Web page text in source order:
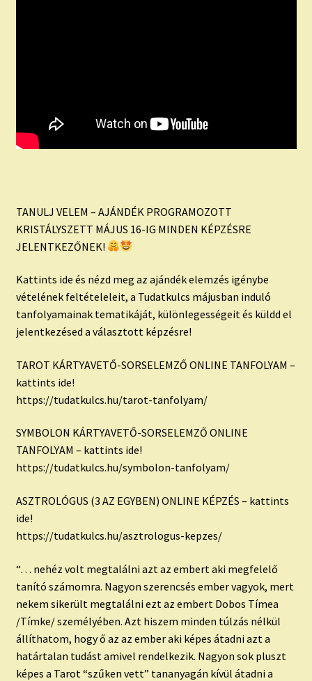
TANULJ VELEM – AJÁNDÉK PROGRAMOZOTT
KRISTÁLYSZETT MÁJUS 16-IG MINDEN KÉPZÉSRE
JELENTKEZŐNEK!
Kattints ide és nézd meg az ajándék elemzés igénybe
vételének feltételeleit, a Tudatkulcs májusban induló
tanfolyamainak tematikáját, különlegességeit és küldd el
jelentkezésed a választott képzésre!
TAROT KÁRTYAVETŐ-SORSELEMZŐ ONLINE TANFOLYAM –
kattints ide!
https://tudatkulcs.hu/tarot-tanfolyam/​
SYMBOLON KÁRTYAVETŐ-SORSELEMZŐ ONLINE
TANFOLYAM – kattints ide!
https://tudatkulcs.hu/symbolon-tanfolyam/​
ASZTROLÓGUS (3 AZ EGYBEN) ONLINE KÉPZÉS – kattints
ide!
https://tudatkulcs.hu/asztrologus-kepzes/​
“… nehéz volt megtalálni azt az embert aki megfelelő
tanító számomra. Nagyon szerencsés ember vagyok, mert
nekem sikerült megtalálni ezt az embert Dobos Tímea
/Tímke/ személyében. Azt hiszem minden túlzás nélkül
állíthatom, hogy ő az az ember aki képes átadni azt a
határtalan tudást amivel rendelkezik. Nagyon sok pluszt
képes a Tarot “szűken vett” tananyagán kívül átadni a